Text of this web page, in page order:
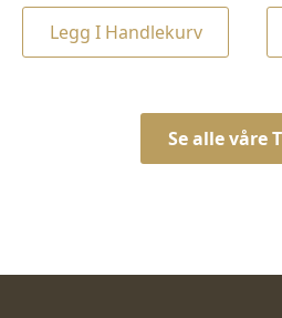
Legg I Handlekurv
Se alle våre